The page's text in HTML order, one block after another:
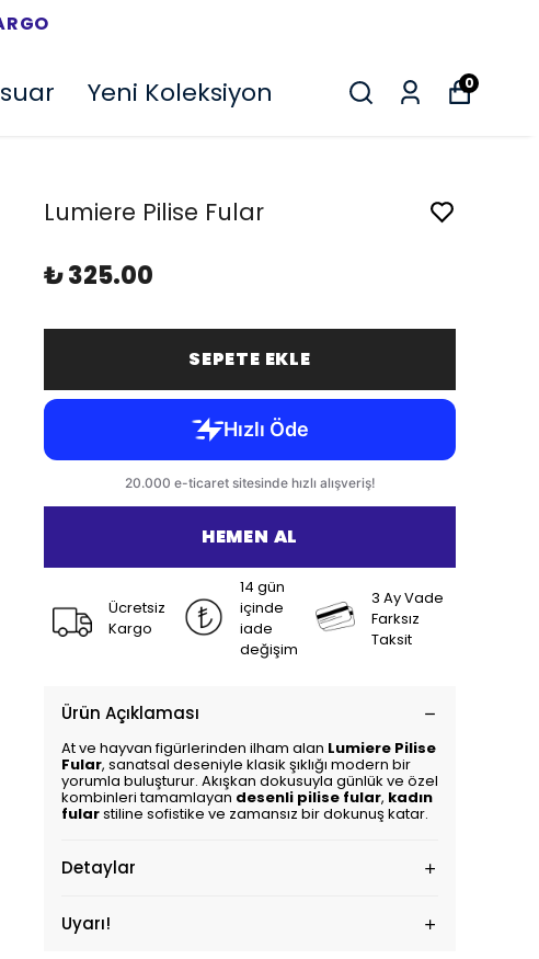
Yeni Koleksiyon 0
Lumiere Pilise Fular
₺ 325.00
SEPETE EKLE
HEMEN AL
Ücretsiz
Kargo
14 gün
içinde
iade
değişim
3 Ay Vade
Farksız
Taksit
Ürün Açıklaması
At ve hayvan figürlerinden ilham alan Lumiere Pilise
Fular, sanatsal deseniyle klasik şıklığı modern bir
yorumla buluşturur. Akışkan dokusuyla günlük ve özel
kombinleri tamamlayan desenli pilise fular, kadın
fularstiline sofistike ve zamansız bir dokunuş katar.
Detaylar
Uyarı!